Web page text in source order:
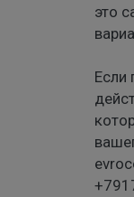
это
Если